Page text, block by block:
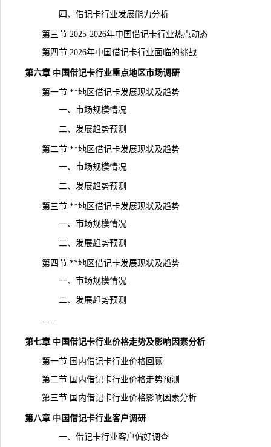
四、借记卡行业发展能力分析
第三节 2025-2026年中国借记卡行业热点动态
第四节 2026年中国借记卡行业面临的挑战
第六章 中国借记卡行业重点地区市场调研
第一节 **地区借记卡发展现状及趋势
一、市场规模情况
二、发展趋势预测
第二节 **地区借记卡发展现状及趋势
一、市场规模情况
二、发展趋势预测
第三节 **地区借记卡发展现状及趋势
一、市场规模情况
二、发展趋势预测
第四节 **地区借记卡发展现状及趋势
一、市场规模情况
二、 发展趋势预测
……
第七章 中国借记卡行业价格走势及影响因素分析
第一节 国内借记卡行业价格回顾
第二节 国内借记卡行业价格走势预测
第三节 国内借记卡行业价格影响因素分析
第八章 中国借记卡行业客户调研
一、借记卡行业客户偏好调查